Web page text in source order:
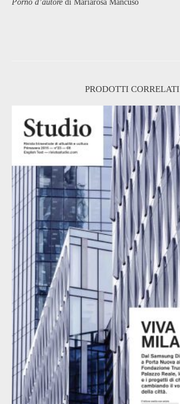
Porno d’autore di Mariarosa Mancuso
PRODOTTI CORRELATI